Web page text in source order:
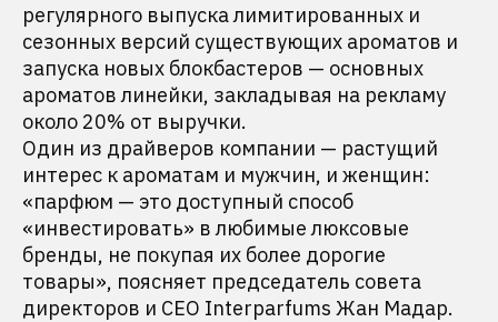
регулярного выпуска лимитированных и
сезонных версий существующих ароматов и
запуска новых блокбастеров — основных
ароматов линейки, закладывая на рекламу
около 20% от выручки.
Один из драйверов компании — растущий
интерес к ароматам и мужчин, и женщин:
«парфюм — это доступный способ
«инвестировать» в любимые люксовые
бренды, не покупая их более дорогие
товары», поясняет председатель совета
директоров и CEO Interparfums Жан Мадар.